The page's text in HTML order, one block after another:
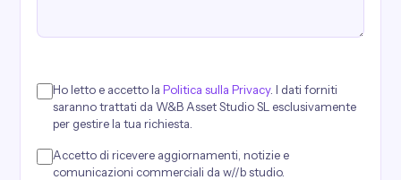
Ho letto e accetto laPolitica sulla Privacy. I dati forniti
saranno trattati da W&B Asset Studio SL esclusivamente
per gestire la tua richiesta.
Accetto di ricevere aggiornamenti, notizie e
comunicazioni commerciali da w//b studio.